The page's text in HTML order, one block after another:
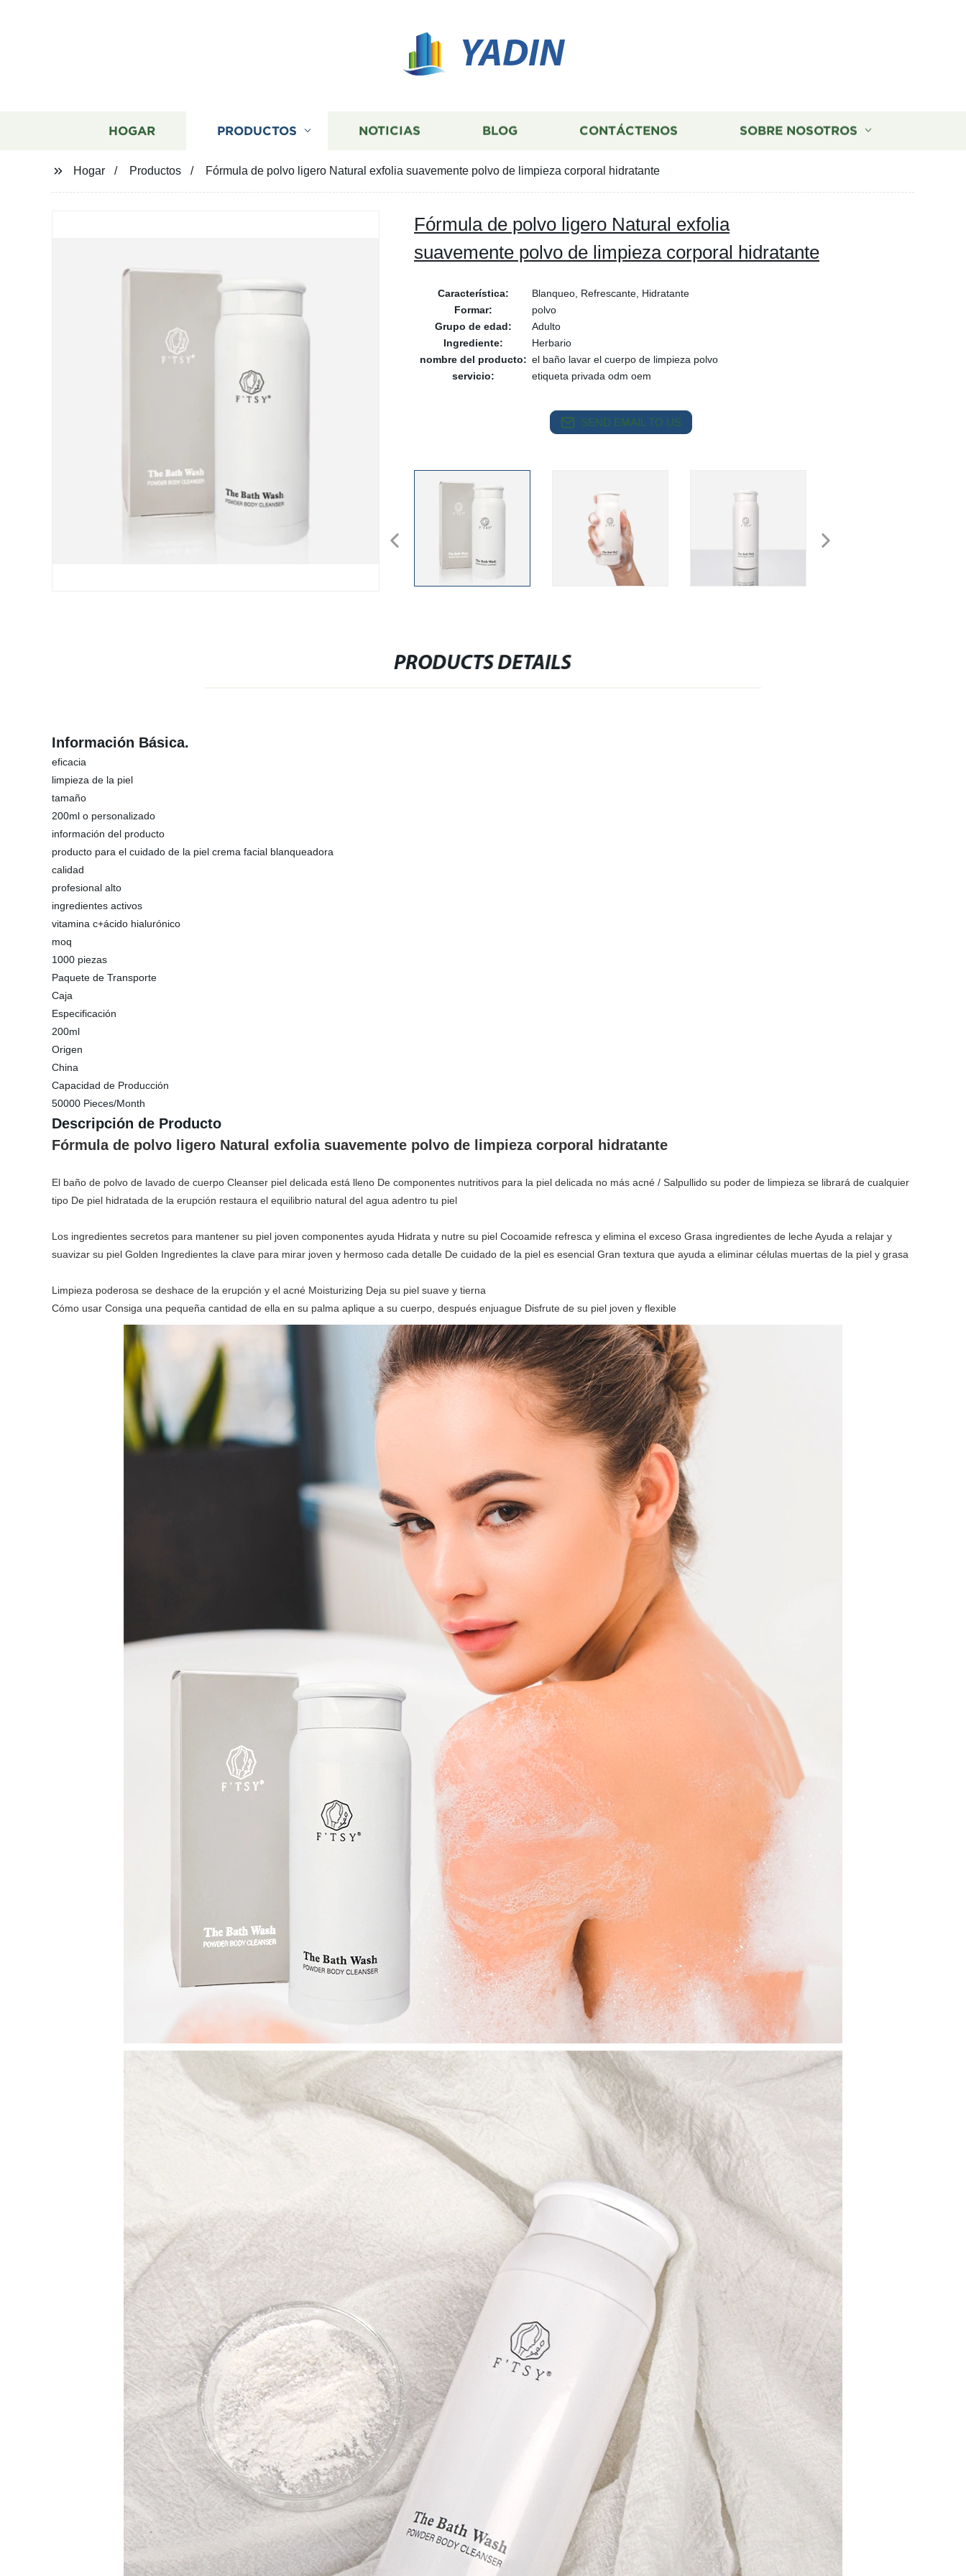
YADIN
HOGAR PRODUCTOS NOTICIAS BLOG CONTÁCTENOS SOBRE NOSOTROS
Hogar Productos Fórmula de polvo ligero Natural exfolia suavemente polvo de limpieza corporal hidratante
Fórmula de polvo ligero Natural exfolia
suavemente polvo de limpieza corporal hidratante
Característica:
Blanqueo, Refrescante, Hidratante
Formar:
polvo
Grupo de edad:
Adulto
Ingrediente:
Herbario
nombre del producto: el baño lavar el cuerpo de limpieza polvo
servicio:
etiqueta privada odm oem
SEND EMAIL TO US
PRODUCTS DETAILS
Información Básica.
eficacia
limpieza de la piel
tamaño
200ml o personalizado
información del producto
producto para el cuidado de la piel crema facial blanqueadora
calidad
profesional alto
ingredientes activos
vitamina c+ácido hialurónico
moq
1000 piezas
Paquete de Transporte
Caja
Especificación
200ml
Origen
China
Capacidad de Producción
50000 Pieces/Month
Descripción de Producto
Fórmula de polvo ligero Natural exfolia suavemente polvo de limpieza corporal hidratante
El baño de polvo de lavado de cuerpo Cleanser piel delicada está lleno De componentes nutritivos para la piel delicada no más acné / Salpullido su poder de limpieza se librará de cualquier
tipo De piel hidratada de la erupción restaura el equilibrio natural del agua adentro tu piel
Los ingredientes secretos para mantener su piel joven componentes ayuda Hidrata y nutre su piel Cocoamide refresca y elimina el exceso Grasa ingredientes de leche Ayuda a relajar y
suavizar su piel Golden Ingredientes la clave para mirar joven y hermoso cada detalle De cuidado de la piel es esencial Gran textura que ayuda a eliminar células muertas de la piel y grasa
Limpieza poderosa se deshace de la erupción y el acné Moisturizing Deja su piel suave y tierna
Cómo usar Consiga una pequeña cantidad de ella en su palma aplique a su cuerpo, después enjuague Disfrute de su piel joven y flexible